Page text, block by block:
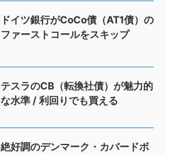
ドイツ銀行がCoCo債（AT1債）の
ファーストコールをスキップ
テスラのCB（転換社債）が魅力的
な水準 / 利回りでも買える
絶好調のデンマーク・カバードボ